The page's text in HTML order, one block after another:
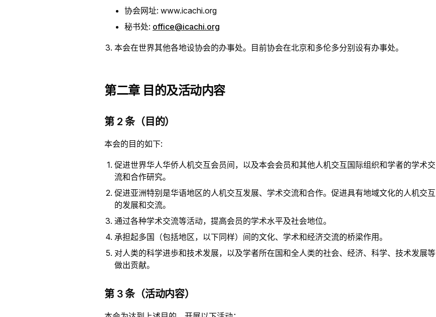
协会网址: www.icachi.org
秘书处: office@icachi.org
本会在世界其他各地设协会的办事处。目前协会在北京和多伦多分别设有办事处。
第二章 目的及活动内容
第 2 条（目的）
本会的目的如下:
促进世界华人华侨人机交互会员间，以及本会会员和其他人机交互国际组织和学者的学术交
流和合作研究。
促进亚洲特别是华语地区的人机交互发展、学术交流和合作。促进具有地域文化的人机交互
的发展和交流。
通过各种学术交流等活动，提高会员的学术水平及社会地位。
承担起多国（包括地区，以下同样）间的文化、学术和经济交流的桥梁作用。
对人类的科学进歩和技术发展，以及学者所在国和全人类的社会、经济、科学、技术发展等
做出贡献。
第 3 条（活动内容）